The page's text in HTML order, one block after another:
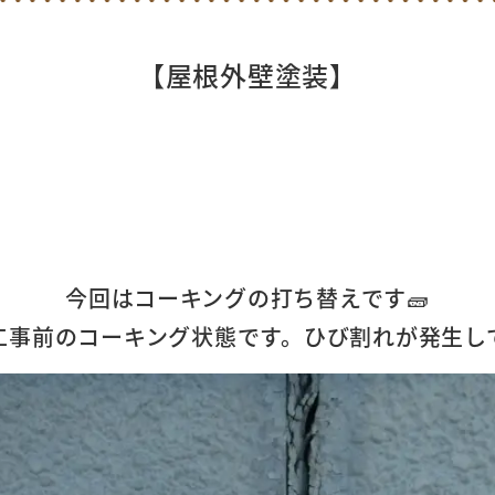
【屋根外壁塗装】
今回はコーキングの打ち替えです🧱
事前のコーキング状態です。ひび割れが発生し